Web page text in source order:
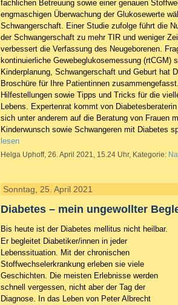
fachlichen Betreuung sowie einer genauen
engmaschigen Überwachung der Glukosewerte
Schwangerschaft. Einer Studie zufolge führt die
der Schwangerschaft zu mehr TIR und weniger
verbessert die Verfassung des Neugeborenen.
kontinuierliche Gewebeglukosemessung (rtCGM)
Kinderplanung, Schwangerschaft und Geburt hat
Broschüre für Ihre Patientinnen
Hilfestellungen sowie Tipps und Tricks für die
Lebens. Expertenrat kommt von
sich unter anderem auf die Beratung von Frauen
Kinderwunsch sowie Schwangeren mit Diabetes
lesen
Helga Uphoff, 26. April 2021, 15.24 Uhr, Kategorie:
Sonntag, 25. April 2021
Diabetes – mein ungewollter
Bis heute ist der Diabetes mellitus nicht heilbar.
Er begleitet Diabetiker/innen in jeder
Lebenssituation. Mit der chronischen
Stoffwechselerkrankung erleben sie viele
Geschichten. Die meisten Erlebnisse werden
schnell vergessen, nicht aber der Tag der
Diagnose. In das Leben von Peter Albrecht